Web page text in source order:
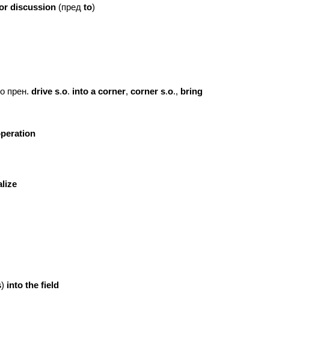
discussion(пред to)
прен. drive s.o. into a corner, corner s.o., bring
) into the field